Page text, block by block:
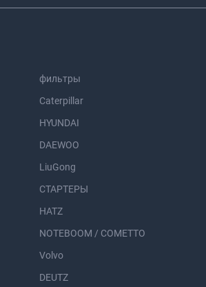
фильтры
Caterpillar
HYUNDAI
DAEWOO
LiuGong
СТАРТЕРЫ
HATZ
NOTEBOOM / COMETTO
Volvo
DEUTZ